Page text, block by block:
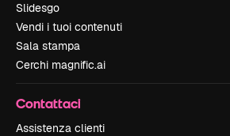
Slidesgo
Vendi i tuoi contenuti
Sala stampa
Cerchi magnific.ai
Contattaci
Assistenza clienti